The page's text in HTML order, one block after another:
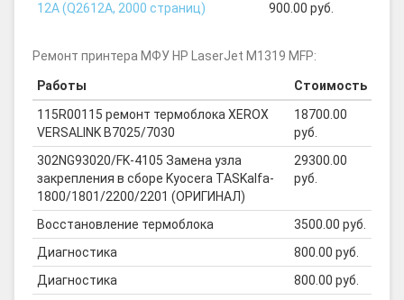
12A (Q2612A, 2000 страниц)
900.00 руб.
Ремонт принтера МФУ HP LaserJet M1319 MFP:
Работы
Стоимость
115R00115 ремонт термоблока XEROX
VERSALINK B7025/7030
18700.00
руб.
302NG93020/FK-4105 Замена узла
закрепления в сборе Kyocera TASKalfa-
1800/1801/2200/2201 (ОРИГИНАЛ)
29300.00
руб.
Восстановление термоблока
3500.00 руб.
Диагностика
800.00 руб.
Диагностика
800.00 руб.